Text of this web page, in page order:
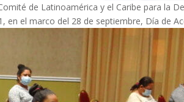
de Latinoamérica y el Caribe para la
el marco del 28 de septiembre, Día de